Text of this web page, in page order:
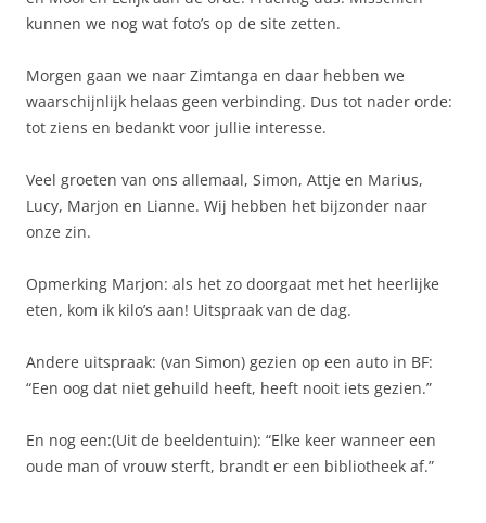
kunnen we nog wat foto’s op de site zetten.
Morgen gaan we naar Zimtanga en daar hebben we
waarschijnlijk helaas geen verbinding. Dus tot nader orde:
tot ziens en bedankt voor jullie interesse.
Veel groeten van ons allemaal, Simon, Attje en Marius,
Lucy, Marjon en Lianne. Wij hebben het bijzonder naar
onze zin.
Opmerking Marjon: als het zo doorgaat met het heerlijke
eten, kom ik kilo’s aan! Uitspraak van de dag.
Andere uitspraak: (van Simon) gezien op een auto in BF:
“Een oog dat niet gehuild heeft, heeft nooit iets gezien.”
En nog een:(Uit de beeldentuin): “Elke keer wanneer een
oude man of vrouw sterft, brandt er een bibliotheek af.”